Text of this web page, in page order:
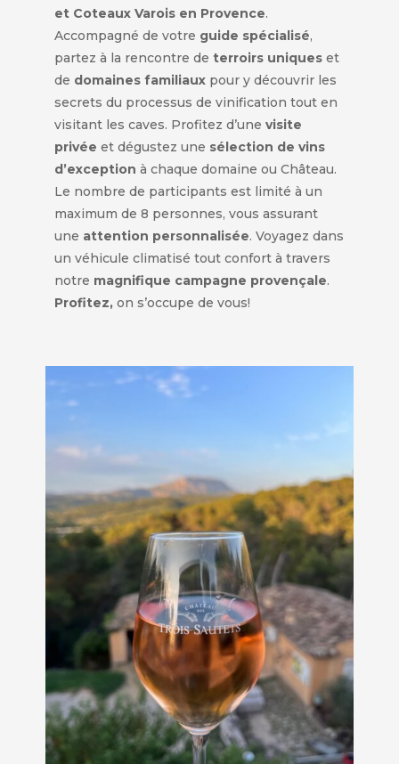
et Coteaux Varois en Provence.
Accompagné de votre guide spécialisé,
partez à la rencontre deterroirs uniques et
de domaines familiaux pour y découvrir les
secrets du processus de vinification tout en
visitant les caves. Profitez d’unevisite
privée et dégustez une sélection de vins
d’exception à chaque domaine ou Château.
Le nombre de participants est limité à un
maximum de 8 personnes, vous assurant
une attention personnalisée. Voyagez dans
un véhicule climatisé tout confort à travers
notre magnifique campagne provençale.
Profitez, on s’occupe de vous!